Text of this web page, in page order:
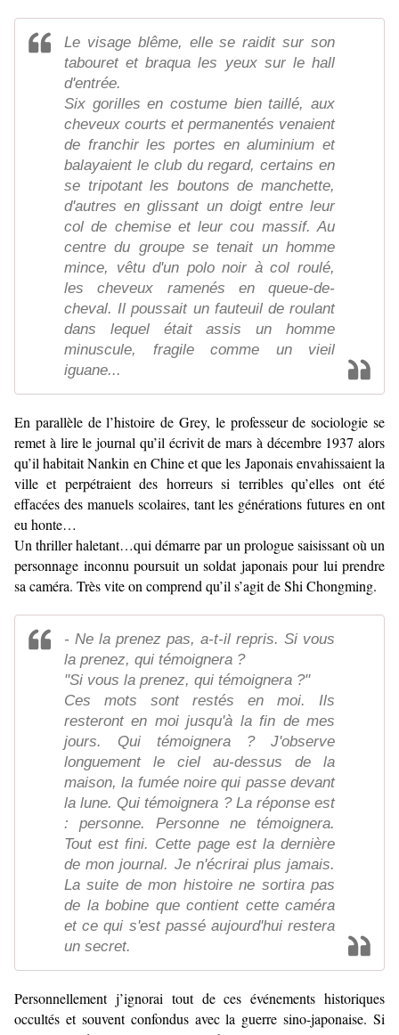
Le visage blême, elle se raidit sur son
tabouret et braqua les yeux sur le hall
d'entrée.
Six gorilles en costume bien taillé, aux
cheveux courts et permanentés venaient
de franchir les portes en aluminium et
balayaient le club du regard, certains en
se tripotant les boutons de manchette,
d'autres en glissant un doigt entre leur
col de chemise et leur cou massif. Au
centre du groupe se tenait un homme
mince, vêtu d'un polo noir à col roulé,
les cheveux ramenés en queue-de-
cheval. Il poussait un fauteuil de roulant
dans lequel était assis un homme
minuscule, fragile comme un vieil
iguane...
En parallèle de l’histoire de Grey, le professeur de sociologie se
remet à lire le journal qu’il écrivit de mars à décembre 1937 alors
qu’il habitait Nankin en Chine et que les Japonais envahissaient la
ville et perpétraient des horreurs si terribles qu’elles ont été
effacées des manuels scolaires, tant les générations futures en ont
eu honte…
Un thriller haletant…qui démarre par un prologue saisissant où un
personnage inconnu poursuit un soldat japonais pour lui prendre
sa caméra. Très vite on comprend qu’il s’agit de Shi Chongming.
- Ne la prenez pas, a-t-il repris. Si vous
la prenez, qui témoignera ?
"Si vous la prenez, qui témoignera ?"
Ces mots sont restés en moi. Ils
resteront en moi jusqu'à la fin de mes
jours. Qui témoignera ? J'observe
longuement le ciel au-dessus de la
maison, la fumée noire qui passe devant
la lune. Qui témoignera ? La réponse est
: personne. Personne ne témoignera.
Tout est fini. Cette page est la dernière
de mon journal. Je n'écrirai plus jamais.
La suite de mon histoire ne sortira pas
de la bobine que contient cette caméra
et ce qui s'est passé aujourd'hui restera
un secret.
Personnellement j’ignorai tout de ces événements historiques
occultés et souvent confondus avec la guerre sino-japonaise. Si